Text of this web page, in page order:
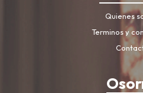
Quienes
Terminos y